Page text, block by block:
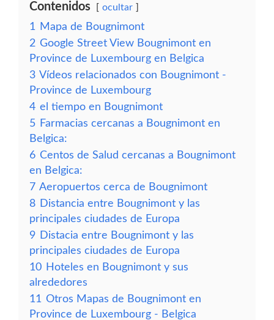
Contenidos ocultar
1
Mapa de Bougnimont
2 Google Street View Bougnimont en
Province de Luxembourg en Belgica
3 Vídeos relacionados con Bougnimont -
Province de Luxembourg
4 el tiempo en Bougnimont
5 Farmacias cercanas a Bougnimont en
Belgica:
6 Centos de Salud cercanas a Bougnimont
en Belgica:
7 Aeropuertos cerca de Bougnimont
8 Distancia entre Bougnimont y las
principales ciudades de Europa
9 Distacia entre Bougnimont y las
principales ciudades de Europa
10 Hoteles en Bougnimont y sus
alrededores
11 Otros Mapas de Bougnimont en
Province de Luxembourg - Belgica